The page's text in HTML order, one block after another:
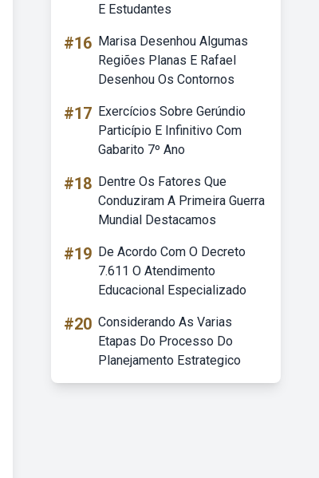
E Estudantes
#16 Marisa Desenhou Algumas
Regiões Planas E Rafael
Desenhou Os Contornos
#17 Exercícios Sobre Gerúndio
Particípio E Infinitivo Com
Gabarito 7º Ano
#18 Dentre Os Fatores Que
Conduziram A Primeira Guerra
Mundial Destacamos
#19 De Acordo Com O Decreto
7.611 O Atendimento
Educacional Especializado
#20 Considerando As Varias
Etapas Do Processo Do
Planejamento Estrategico